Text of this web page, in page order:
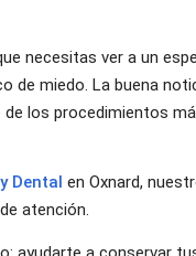
necesitas ver a un
de miedo. La buena
de los procedimientos
Dental en Oxnard,
atención.